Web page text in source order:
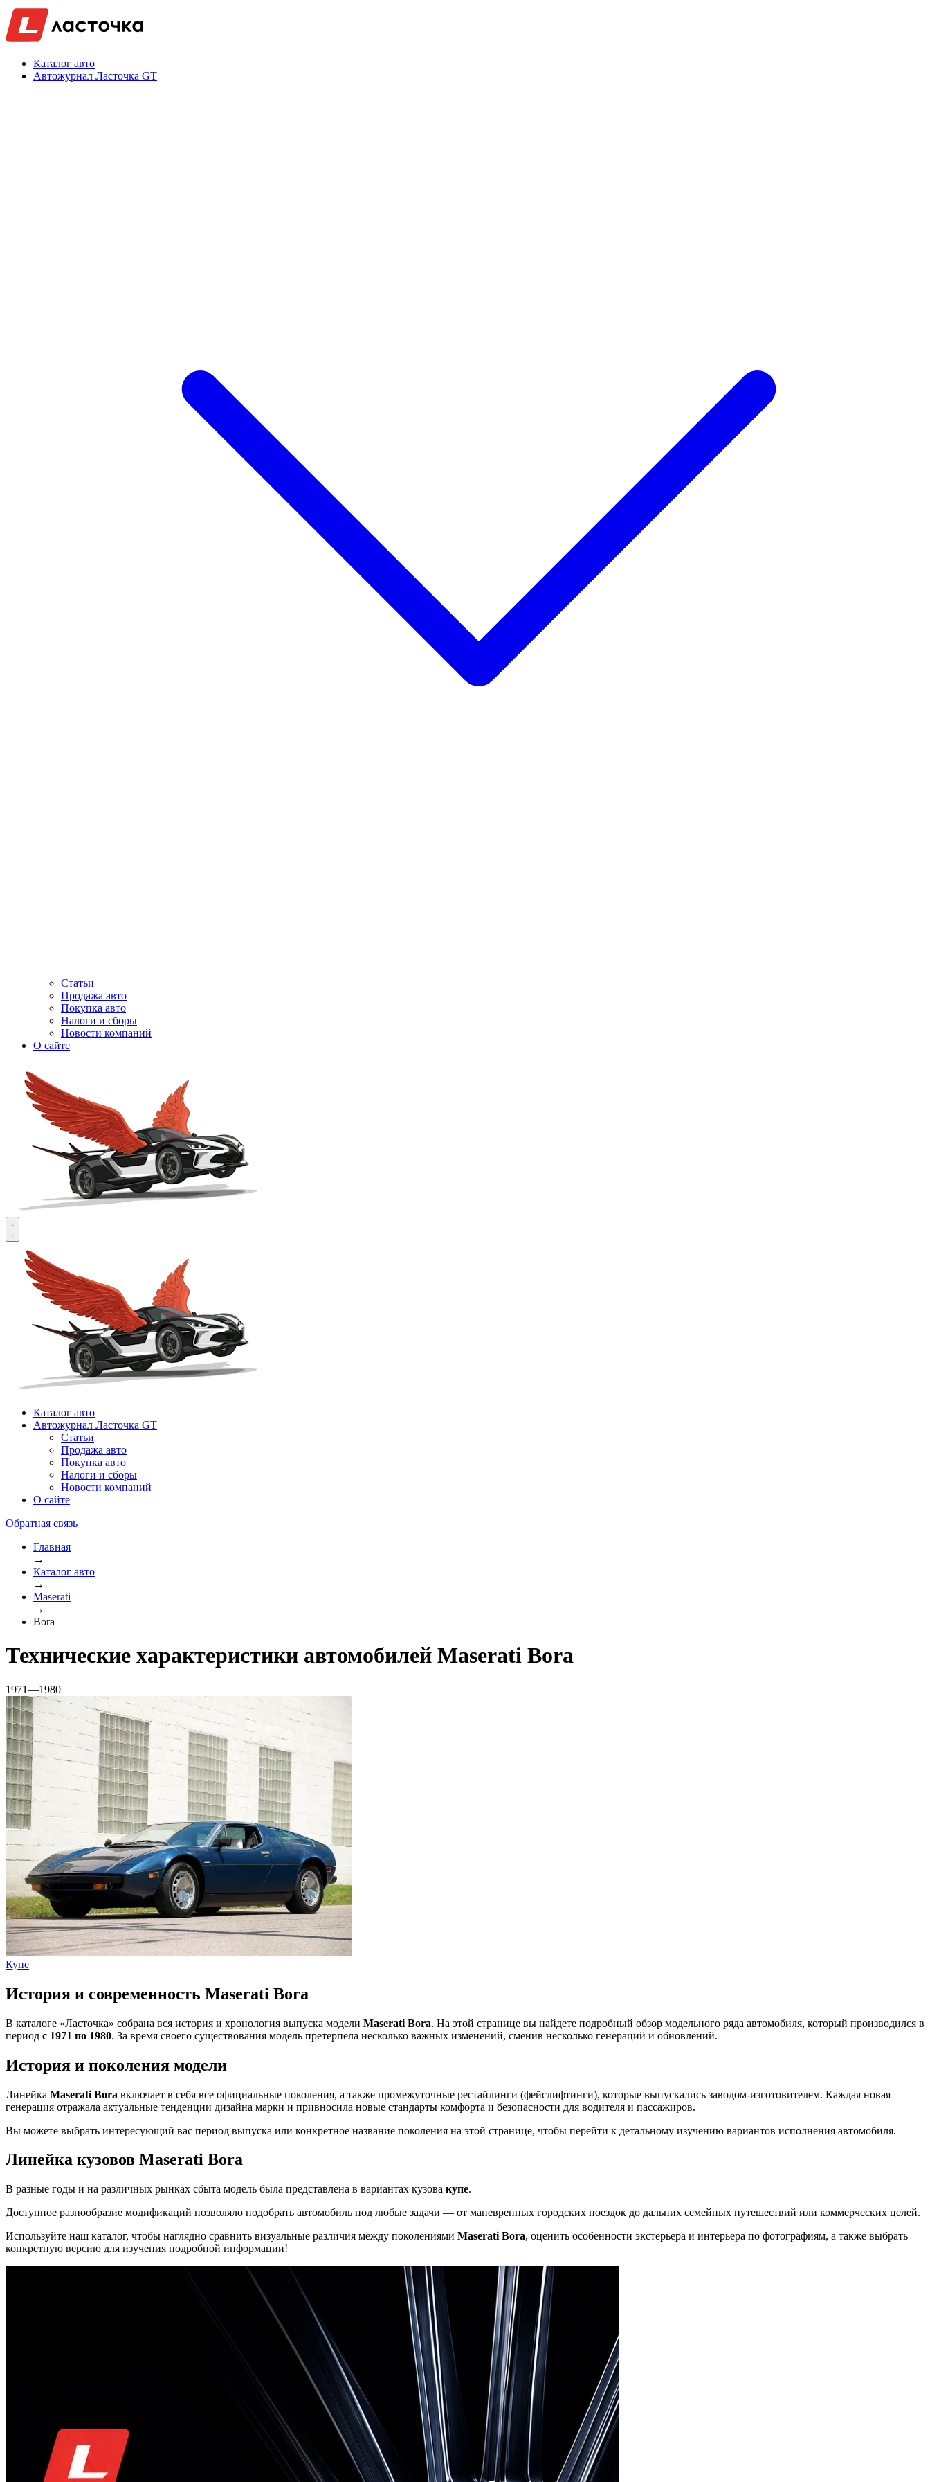
Каталог авто
Автожурнал Ласточка GT
Статьи
Продажа авто
Покупка авто
Налоги и сборы
Новости компаний
О сайте
Каталог авто
Автожурнал Ласточка GT
Статьи
Продажа авто
Покупка авто
Налоги и сборы
Новости компаний
О сайте
Обратная связь
Главная
→
Каталог авто
→
Maserati
→
Bora
Технические характеристики автомобилей Maserati Bora
1971—1980
Купе
История и современность Maserati Bora
В каталоге «Ласточка» собрана вся история и хронология выпуска модели Maserati Bora. На этой странице вы найдете подробный обзор модельного ряда автомобиля, который производился в
период с 1971 по 1980. За время своего существования модель претерпела несколько важных изменений, сменив несколько генераций и обновлений.
История и поколения модели
Линейка Maserati Bora включает в себя все официальные поколения, а также промежуточные рестайлинги (фейслифтинги), которые выпускались заводом-изготовителем. Каждая новая
генерация отражала актуальные тенденции дизайна марки и привносила новые стандарты комфорта и безопасности для водителя и пассажиров.
Вы можете выбрать интересующий вас период выпуска или конкретное название поколения на этой странице, чтобы перейти к детальному изучению вариантов исполнения автомобиля.
Линейка кузовов Maserati Bora
В разные годы и на различных рынках сбыта модель была представлена в вариантах кузова купе.
Доступное разнообразие модификаций позволяло подобрать автомобиль под любые задачи — от маневренных городских поездок до дальних семейных путешествий или коммерческих целей.
Используйте наш каталог, чтобы наглядно сравнить визуальные различия между поколениями Maserati Bora, оценить особенности экстерьера и интерьера по фотографиям, а также выбрать
конкретную версию для изучения подробной информации!